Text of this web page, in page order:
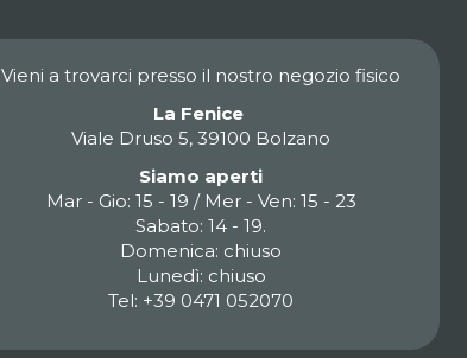
Vieni a trovarci presso il nostro negozio fisico
La Fenice
Viale Druso 5, 39100 Bolzano
Siamo aperti
Mar - Gio: 15 - 19 / Mer - Ven: 15 - 23
Sabato: 14 - 19.
Domenica: chiuso
Lunedì: chiuso
Tel: +39 0471 052070